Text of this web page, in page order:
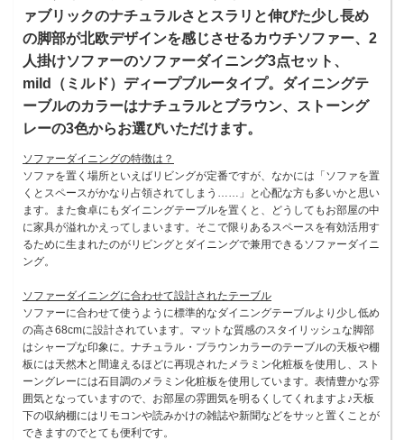
ァブリックのナチュラルさとスラリと伸びた少し長め
の脚部が北欧デザインを感じさせるカウチソファー、2
人掛けソファーのソファーダイニング3点セット、
mild（ミルド）ディープブルータイプ。ダイニングテ
ーブルのカラーはナチュラルとブラウン、ストーング
レーの3色からお選びいただけます。
ソファーダイニングの特徴は？
ソファを置く場所といえばリビングが定番ですが、なかには「ソファを置
くとスペースがかなり占領されてしまう……」と心配な方も多いかと思い
ます。また食卓にもダイニングテーブルを置くと、どうしてもお部屋の中
に家具が溢れかえってしまいます。そこで限りあるスペースを有効活用す
るために生まれたのがリビングとダイニングで兼用できるソファーダイニ
ング。
ソファーダイニングに合わせて設計されたテーブル
ソファーに合わせて使うように標準的なダイニングテーブルより少し低め
の高さ68cmに設計されています。マットな質感のスタイリッシュな脚部
はシャープな印象に。ナチュラル・ブラウンカラーのテーブルの天板や棚
板には天然木と間違えるほどに再現されたメラミン化粧板を使用し、スト
ーングレーには石目調のメラミン化粧板を使用しています。表情豊かな雰
囲気となっていますので、お部屋の雰囲気を明るくしてくれますよ♪天板
下の収納棚にはリモコンや読みかけの雑誌や新聞などをサッと置くことが
できますのでとても便利です。